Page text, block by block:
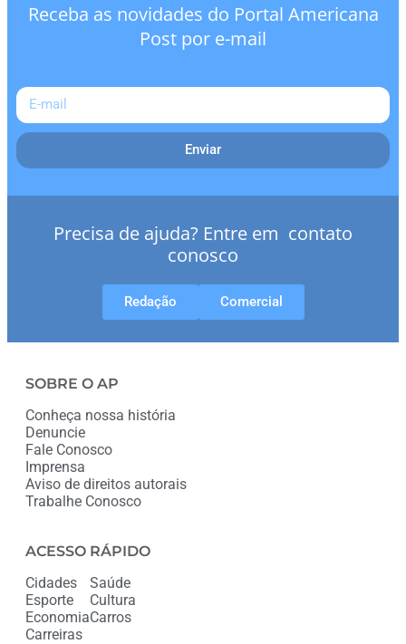
Receba as novidades do Portal Americana
Post por e-mail
Enviar
Precisa de ajuda? Entre em contato
conosco
Redação Comercial
SOBRE O AP
Conheça nossa história
Denuncie
Fale Conosco
Imprensa
Aviso de direitos autorais
Trabalhe Conosco
ACESSO RÁPIDO
Cidades
Esporte
Economia
Carreiras
Saúde
Cultura
Carros